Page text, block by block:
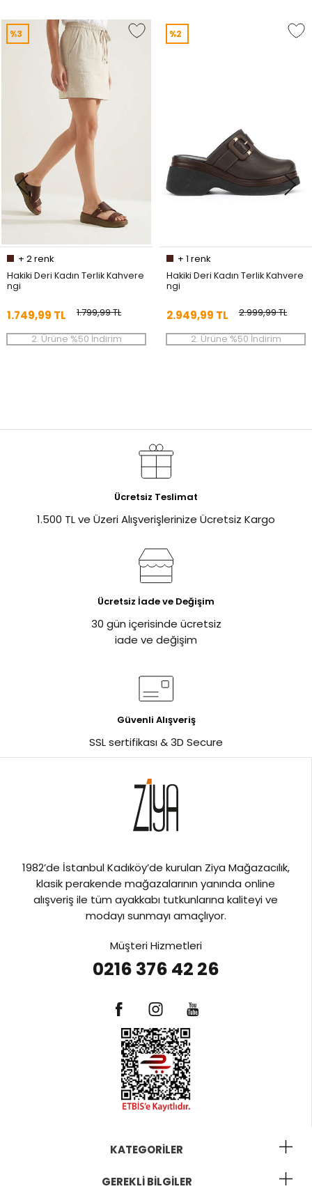
%3
+ 2renk
Hakiki Deri Kadın Terlik Kahvere
ngi
1.799,99 TL
1.749,99 TL
2. Ürüne %50 İndirim
%2
+ 1 renk
Hakiki Deri Kadın Terlik Kahvere
ngi
2.999,99 TL
2.949,99 TL
2. Ürüne %50 İndirim
Ücretsiz Teslimat
1.500 TL ve Üzeri Alışverişlerinize Ücretsiz Kargo
Ücretsiz İade ve Değişim
30 gün içerisinde ücretsiz
iade ve değişim
Güvenli Alışveriş
SSL sertifikası & 3D Secure
1982’de İstanbul Kadıköy’de kurulan Ziya Mağazacılık,
klasik perakende mağazalarının yanında online
alışveriş ile tüm ayakkabı tutkunlarına kaliteyi ve
modayı sunmayı amaçlıyor.
Müşteri Hizmetleri
0216 376 42 26
KATEGORILER
GEREKLI BILGILER